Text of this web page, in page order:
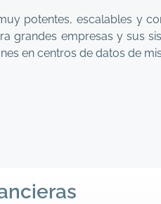
potentes, escalables y
grandes empresas y sus
en centros de datos de